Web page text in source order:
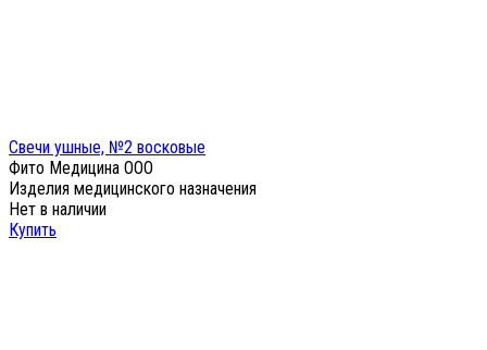
Свечи ушные, №2 восковые
Фито Медицина ООО
Изделия медицинского назначения
Нет в наличии
Купить